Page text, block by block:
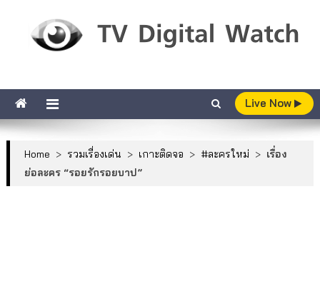
Live Now
Home > รวมเรื่องเด่น > เกาะติดจอ > #ละครใหม่ > เรื่อง
ย่อละคร “รอยรักรอยบาป”